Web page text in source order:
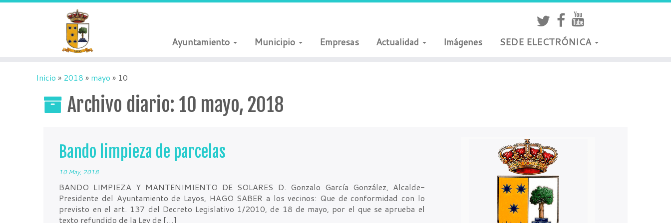
Ayuntamiento Municipio Empresas Actualidad Imágenes SEDE ELECTRÓNICA
Inicio » 2018 » mayo » 10
Archivo diario: 10 mayo, 2018
Bando limpieza de parcelas
10 May, 2018
BANDO LIMPIEZA Y MANTENIMIENTO DE SOLARES D. Gonzalo García González, Alcalde-
Presidente del Ayuntamiento de Layos, HAGO SABER a los vecinos: Que de conformidad con lo
previsto en el art. 137 del Decreto Legislativo 1/2010, de 18 de mayo, por el que se aprueba el
texto refundido de la Ley de […]